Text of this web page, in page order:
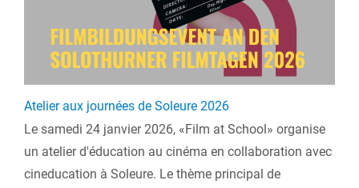
Atelier aux journées de Soleure 2026
Le samedi 24 janvier 2026, «Film at School» organise
un atelier d'éducation au cinéma en collaboration avec
cineducation à Soleure. Le thème principal de